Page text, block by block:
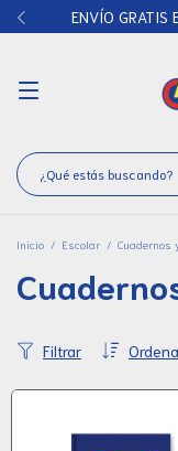
ENVÍO GRATIS
Inicio / Escolar / Cuadernos
Filtrar